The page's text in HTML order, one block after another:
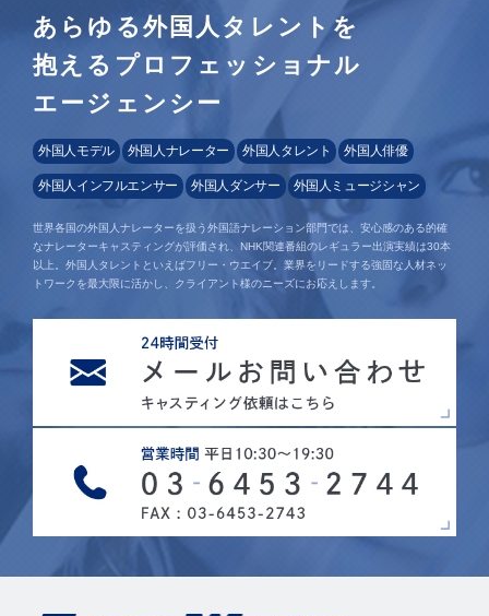
あらゆる外国人タレントを
抱えるプロフェッショナル
エージェンシー
外国人モデル 外国人ナレーター 外国人タレント 外国人俳優
外国人インフルエンサー 外国人ダンサー 外国人ミュージシャン
世界各国の外国人ナレーターを扱う外国語ナレーション部門では、安心感のある的確
なナレーターキャスティングが評価され、NHK関連番組のレギュラー出演実績は30本
以上。外国人タレントといえばフリー・ウエイブ。業界をリードする強固な人材ネッ
トワークを最大限に活かし、クライアント様のニーズにお応えします。